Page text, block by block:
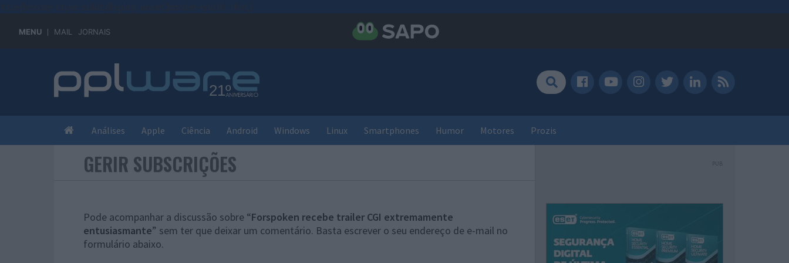
MENU MAIL JORNAIS
Análises Apple Ciência Android Windows Linux Smartphones Humor Motores Prozis
GERIR SUBSCRIÇÕES
Pode acompanhar a discussão sobre “Forspoken recebe trailer CGI extremamente
entusiasmante” sem ter que deixar um comentário. Basta escrever o seu endereço de e-mail no
formulário abaixo.
PUB